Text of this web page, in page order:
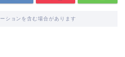
ションを含む場合があります